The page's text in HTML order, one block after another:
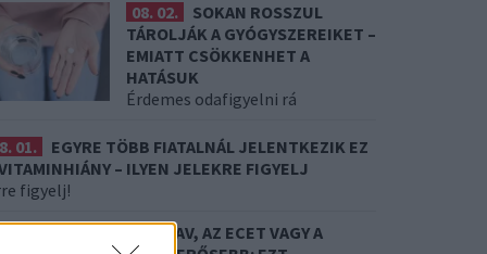
08. 02.
SOKAN ROSSZUL
TÁROLJÁK A GYÓGYSZEREIKET –
EMIATT CSÖKKENHET A
HATÁSUK
Érdemes odafigyelni rá
01.
EGYRE TÖBB FIATALNÁL JELENTKEZIK EZ
– ILYEN JELEKRE FIGYELJ
figyelj!
NEM A CITROMSAV, AZ ECET VAGY A